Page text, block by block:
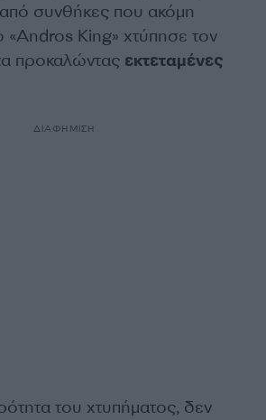
συνθήκες που ακόμη
«Andros King» χτύπησε τον
προκαλώντας εκτεταμένες
ΔΙΑΦΗΜΙΣΗ
του χτυπήματος, δεν